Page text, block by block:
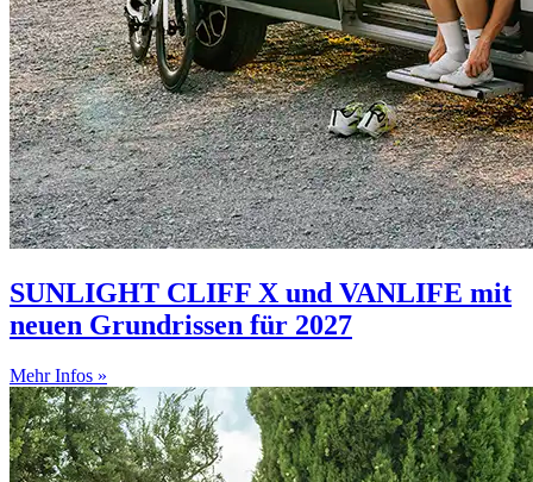
SUNLIGHT CLIFF X und VANLIFE mit
neuen Grundrissen für 2027
Mehr Infos »